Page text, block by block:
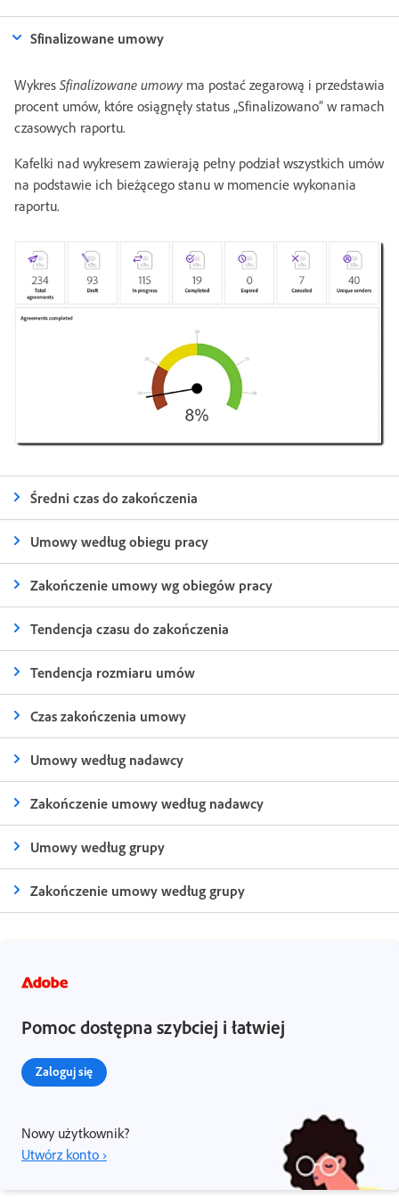
Sfinalizowane umowy
Wykres Sfinalizowane umowy ma postać zegarową i przedstawia
procent umów, które osiągnęły status „Sfinalizowano” w ramach
czasowych raportu.
Kafelki nad wykresem zawierają pełny podział wszystkich umów
na podstawie ich bieżącego stanu w momencie wykonania
raportu.
Średni czas do zakończenia
Umowy według obiegu pracy
Zakończenie umowy wg obiegów pracy
Tendencja czasu do zakończenia
Tendencja rozmiaru umów
Czas zakończenia umowy
Umowy według nadawcy
Zakończenie umowy według nadawcy
Umowy według grupy
Zakończenie umowy według grupy
Pomoc dostępna szybciej i łatwiej
Zaloguj się
Nowy użytkownik?
Utwórz konto ›